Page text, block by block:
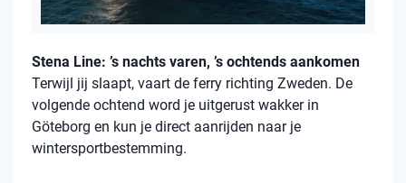
Stena Line: ’s nachts varen, ’s ochtends aankomen
Terwijl jij slaapt, vaart de ferry richting Zweden. De
volgende ochtend word je uitgerust wakker in
Göteborg en kun je direct aanrijden naar je
wintersportbestemming.